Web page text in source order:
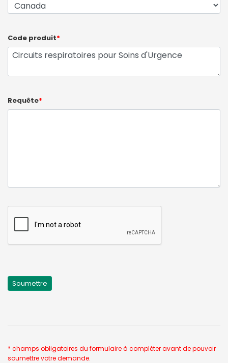
Code produit*
Requête*
* champs obligatoires du formulaire à compléter avant de pouvoir
soumettre votre demande.